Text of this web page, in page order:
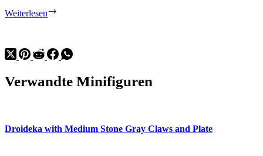
Weiterlesen
Verwandte Minifiguren
Droideka with Medium Stone Gray Claws and Plate